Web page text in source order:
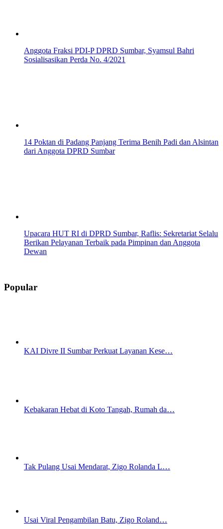
Anggota Fraksi PDI-P DPRD Sumbar, Syamsul Bahri
Sosialisasikan Perda No. 4/2021
14 Poktan di Padang Panjang Terima Benih Padi dan Alsintan
dari Anggota DPRD Sumbar
Upacara HUT RI di DPRD Sumbar, Raflis: Sekretariat Selalu
Berikan Pelayanan Terbaik pada Pimpinan dan Anggota
Dewan
Popular
KAI Divre II Sumbar Perkuat Layanan Kese…
Kebakaran Hebat di Koto Tangah, Rumah da…
Tak Pulang Usai Mendarat, Zigo Rolanda L…
Usai Viral Pengambilan Batu, Zigo Roland…